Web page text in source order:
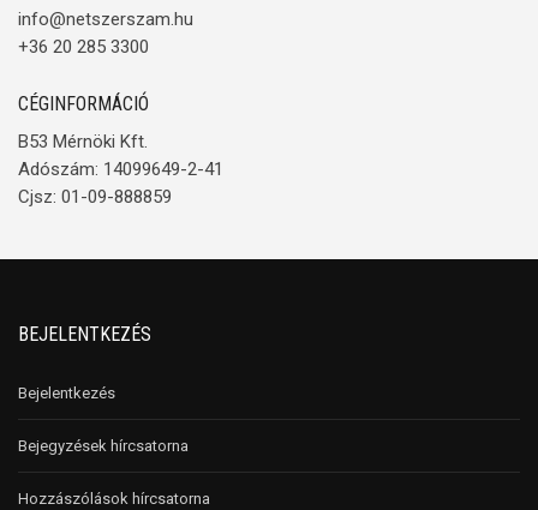
info@netszerszam.hu
+36 20 285 3300
CÉGINFORMÁCIÓ
B53 Mérnöki Kft.
Adószám: 14099649-2-41
Cjsz: 01-09-888859
BEJELENTKEZÉS
Bejelentkezés
Bejegyzések hírcsatorna
Hozzászólások hírcsatorna